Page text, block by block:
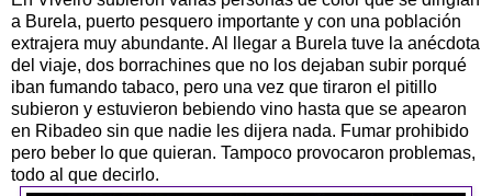
a Burela, puerto pesquero importante y con una población
extrajera muy abundante. Al llegar a Burela tuve la anécdota
del viaje, dos borrachines que no los dejaban subir porqué
iban fumando tabaco, pero una vez que tiraron el pitillo
subieron y estuvieron bebiendo vino hasta que se apearon
en Ribadeo sin que nadie les dijera nada. Fumar prohibido
pero beber lo que quieran. Tampoco provocaron problemas,
todo al que decirlo.